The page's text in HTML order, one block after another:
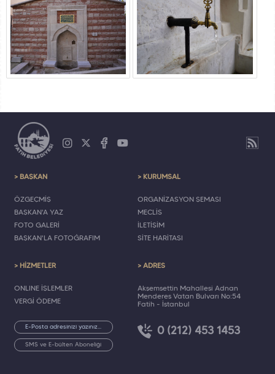
> BAŞKAN
ÖZGEÇMİŞ
BAŞKAN'A YAZ
FOTO GALERİ
BAŞKAN'LA FOTOĞRAFIM
> KURUMSAL
ORGANİZASYON ŞEMASI
MECLİS
İLETİŞİM
SİTE HARİTASI
> HİZMETLER
ONLINE İŞLEMLER
VERGİ ÖDEME
SMS ve E-bülten Aboneliği
> ADRES
Akşemsettin Mahallesi Adnan
Menderes Vatan Bulvarı No:54
Fatih - İstanbul
0 (212) 453 1453